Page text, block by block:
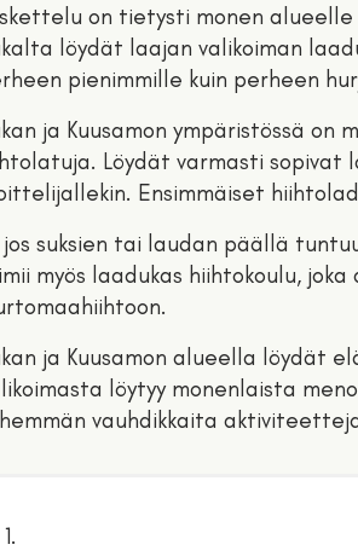
on tietysti monen
löydät laajan valikoiman
pienimmille kuin perheen
ja Kuusamon ympäristössä on
Löydät varmasti sopivat
Ensimmäiset
jos suksien tai laudan päällä
myös laadukas hiihtokoulu,
ja Kuusamon alueella löydät
löytyy monenlaista
vauhdikkaita